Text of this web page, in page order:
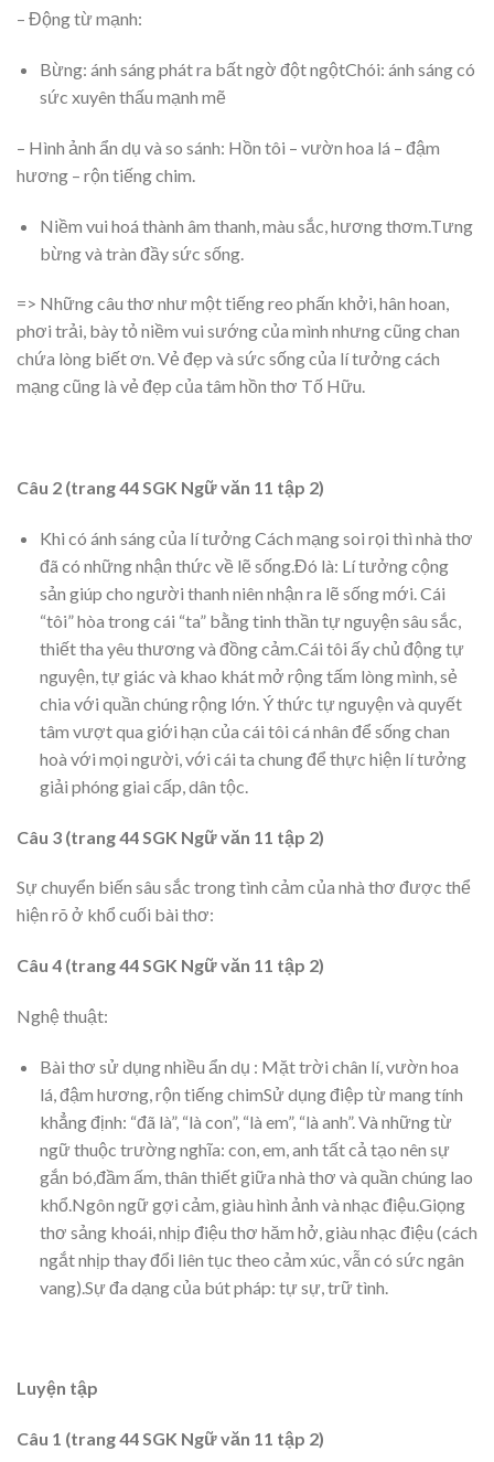
– Động từ mạnh:
Bừng: ánh sáng phát ra bất ngờ đột ngộtChói: ánh sáng có
sức xuyên thấu mạnh mẽ
– Hình ảnh ẩn dụ và so sánh: Hồn tôi – vườn hoa lá – đậm
hương – rộn tiếng chim.
Niềm vui hoá thành âm thanh, màu sắc, hương thơm.Tưng
bừng và tràn đầy sức sống.
=> Những câu thơ như một tiếng reo phấn khởi, hân hoan,
phơi trải, bày tỏ niềm vui sướng của mình nhưng cũng chan
chứa lòng biết ơn. Vẻ đẹp và sức sống của lí tưởng cách
mạng cũng là vẻ đẹp của tâm hồn thơ Tố Hữu.
Câu 2 (trang 44 SGK Ngữ văn 11 tập 2)
Khi có ánh sáng của lí tưởng Cách mạng soi rọi thì nhà thơ
đã có những nhận thức về lẽ sống.Đó là: Lí tưởng cộng
sản giúp cho người thanh niên nhận ra lẽ sống mới. Cái
“tôi” hòa trong cái “ta” bằng tinh thần tự nguyện sâu sắc,
thiết tha yêu thương và đồng cảm.Cái tôi ấy chủ động tự
nguyện, tự giác và khao khát mở rộng tấm lòng mình, sẻ
chia với quần chúng rộng lớn. Ý thức tự nguyện và quyết
tâm vượt qua giới hạn của cái tôi cá nhân để sống chan
hoà với mọi người, với cái ta chung để thực hiện lí tưởng
giải phóng giai cấp, dân tộc.
Câu 3 (trang 44 SGK Ngữ văn 11 tập 2)
Sự chuyển biến sâu sắc trong tình cảm của nhà thơ được thể
hiện rõ ở khổ cuối bài thơ:
Câu 4 (trang 44 SGK Ngữ văn 11 tập 2)
Nghệ thuật:
Bài thơ sử dụng nhiều ẩn dụ : Mặt trời chân lí, vườn hoa
lá, đậm hương, rộn tiếng chimSử dụng điệp từ mang tính
khẳng định: “đã là”, “là con”, “là em”, “là anh”. Và những từ
ngữ thuộc trường nghĩa: con, em, anh tất cả tạo nên sự
gắn bó,đầm ấm, thân thiết giữa nhà thơ và quần chúng lao
khổ.Ngôn ngữ gợi cảm, giàu hình ảnh và nhạc điệu.Giọng
thơ sảng khoái, nhịp điệu thơ hăm hở, giàu nhạc điệu (cách
ngắt nhịp thay đổi liên tục theo cảm xúc, vẫn có sức ngân
vang).Sự đa dạng của bút pháp: tự sự, trữ tình.
Luyện tập
Câu 1 (trang 44 SGK Ngữ văn 11 tập 2)